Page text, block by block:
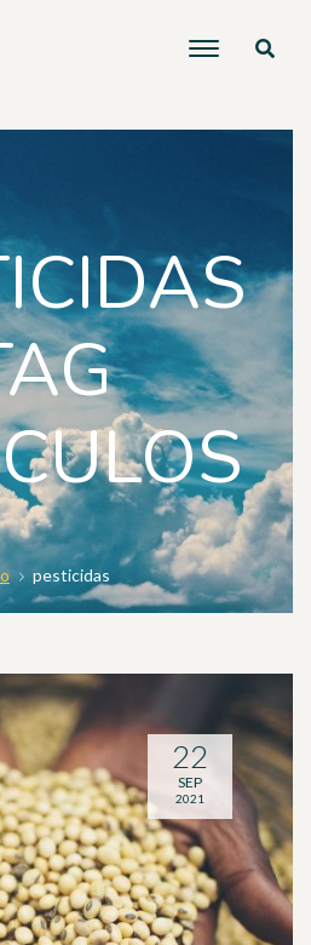
pesticidas
22
SEP
2021